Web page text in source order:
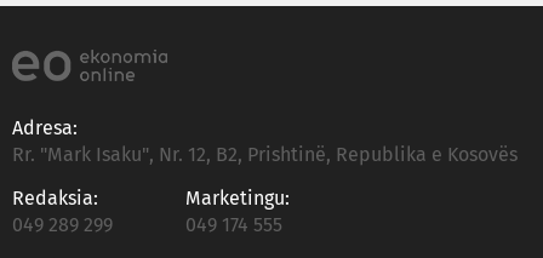
Adresa:
Rr. "Mark Isaku", Nr. 12, B2, Prishtinë, Republika e Kosovës
Redaksia:
049 289 299
Marketingu:
049 174 555